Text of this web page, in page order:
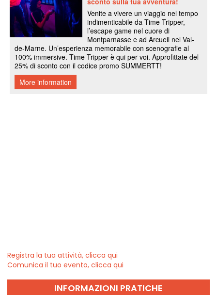
Registra la tua attività, clicca qui
Comunica il tuo evento, clicca qui
INFORMAZIONI PRATICHE